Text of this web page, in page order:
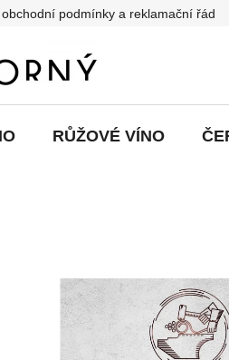
podmínky a reklamační řád
RŮŽOVÉ VÍNO